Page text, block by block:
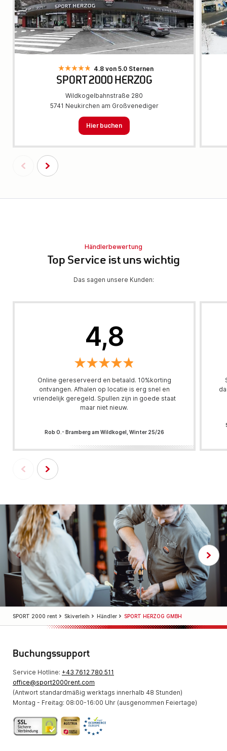
4.8 von 5.0 Sternen
SPORT 2000 HERZOG
Wildkogelbahnstraße 280
5741 Neukirchen am Großvenediger
Hier buchen
Händlerbewertung
Top Service ist uns wichtig
Das sagen unsere Kunden:
4,8
Online gereserveerd en betaald. 10%korting
ontvangen. Afhalen op locatie is erg snel en
vriendelijk geregeld. Spullen zijn in goede staat
maar niet nieuw.
Rob O.- Bramberg am Wildkogel, Winter 25/26
SPORT 2000 rent Skiverleih Händler SPORT HERZOG GMBH
Buchungssupport
Service Hotline: +43 7612 780 511
office@sport2000rent.com
(Antwort standardmäßig werktags innerhalb 48 Stunden)
Montag - Freitag: 08:00-16:00 Uhr (ausgenommen Feiertage)